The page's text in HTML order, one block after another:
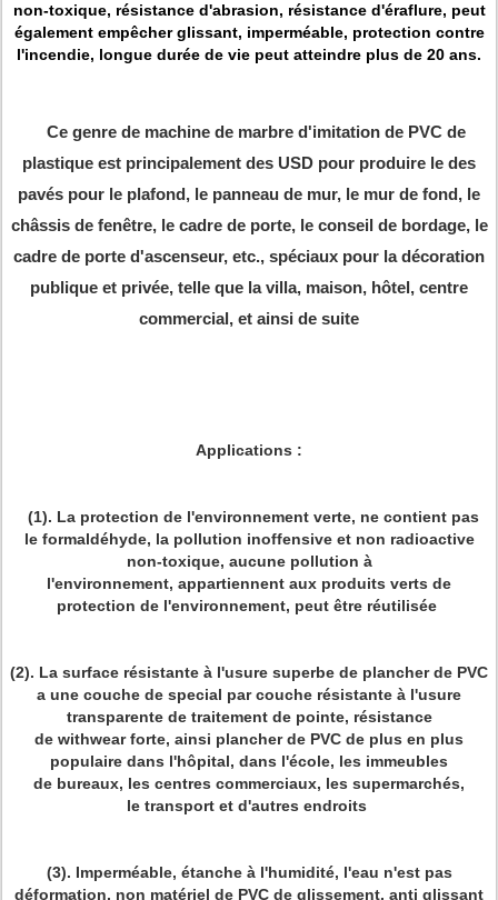
non-toxique, résistance d'abrasion, résistance d'éraflure, peut
également empêcher glissant, imperméable, protection contre
l'incendie, longue durée de vie peut atteindre plus de 20 ans.
Ce genre de machine de marbre d'imitation de PVC de
plastique est principalement des USD pour produire le des
pavés pour le plafond, le panneau de mur, le mur de fond, le
châssis de fenêtre, le cadre de porte, le conseil de bordage, le
cadre de porte d'ascenseur, etc., spéciaux pour la décoration
publique et privée, telle que la villa, maison, hôtel, centre
commercial, et ainsi de suite
Applications :
(1). La protection de l'environnement verte, ne contient pas
le formaldéhyde, la pollution inoffensive et non radioactive
non-toxique, aucune pollution à
l'environnement, appartiennent aux produits verts de
protection de l'environnement, peut être réutilisée
(2). La surface résistante à l'usure superbe de plancher de PVC
a une couche de special par couche résistante à l'usure
transparente de traitement de pointe, résistance
de withwear forte, ainsi plancher de PVC de plus en plus
populaire dans l'hôpital, dans l'école, les immeubles
de bureaux, les centres commerciaux, les supermarchés,
le transport et d'autres endroits
(3). Imperméable, étanche à l'humidité, l'eau n'est pas
déformation, non matériel de PVC de glissement, anti glissant